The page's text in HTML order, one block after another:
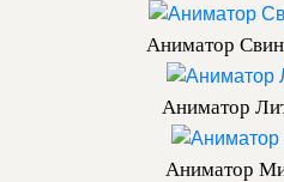
Аниматор
Аниматор
Аниматор